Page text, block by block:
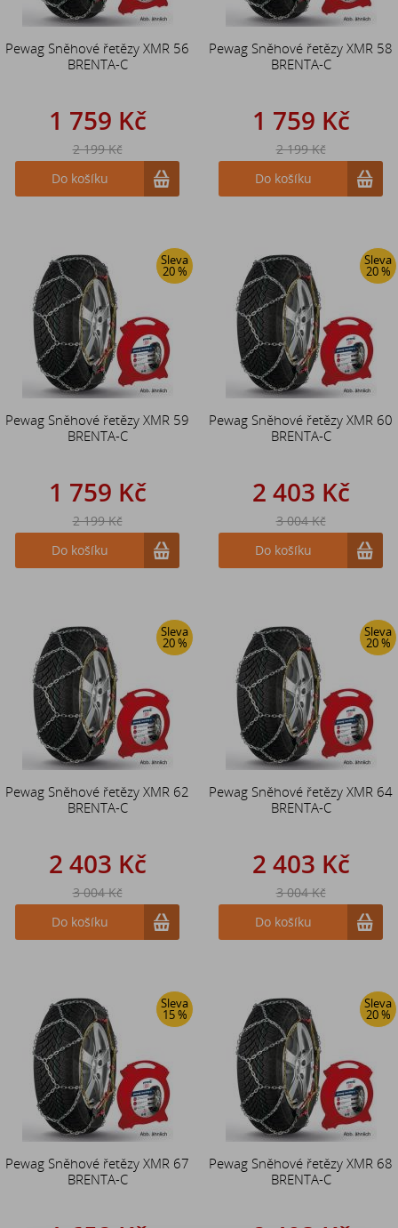
Pewag Sněhové řetězy XMR 56
BRENTA-C
1 759 Kč
2 199 Kč
Do košíku
Pewag Sněhové řetězy XMR 58
BRENTA-C
1 759 Kč
2 199 Kč
Do košíku
Sleva
20 %
Pewag Sněhové řetězy XMR 59
BRENTA-C
1 759 Kč
2 199 Kč
Do košíku
Sleva
20 %
Pewag Sněhové řetězy XMR 60
BRENTA-C
2 403 Kč
3 004 Kč
Do košíku
Sleva
20 %
Pewag Sněhové řetězy XMR 62
BRENTA-C
2 403 Kč
3 004 Kč
Do košíku
Sleva
20 %
Pewag Sněhové řetězy XMR 64
BRENTA-C
2 403 Kč
3 004 Kč
Do košíku
Sleva
15 %
Pewag Sněhové řetězy XMR 67
BRENTA-C
Sleva
20 %
Pewag Sněhové řetězy XMR 68
BRENTA-C